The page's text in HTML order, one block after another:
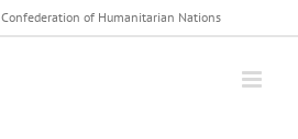
Confederation of Humanitarian Nations